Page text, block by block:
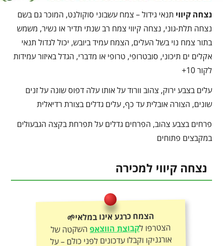
נצחה קיווי תנאי גידול – צמח עשבוני סוקולנט, המוכר גם בשם
נצחה תלת-גוני, נצחה קיווי צמח רב שנתי תדיר או נשיר, משמש
בתור צמח נוי בשל העלים, הצמח עמיד ביובש, יכול לגדול תנאי
אקלים ים תיכוני, סובטרופי, טרופי או מדברי, הגדל באיזור עמידות
לקור 10+
עלים בצבע ירוק, צהוב וורוד על אותו עלה דפוס שונה על זנים
שונים, הצורה אובלית עד כף, עלים גדלים בצורת רדיאלית
פרחים בצבע צהוב, הפרחים גדלים על תפרחת בקצה הגבעולים
במקבצים פתוחים
נצחה קיווי למכירה
הצמח כרגע אינו במלאי🌱
הצטרפו לקבוצת הווצאפהשקטה של
אורגניקו וקבלו עדכונים לפני כולם – על